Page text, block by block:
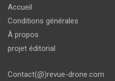
Accueil
Conditions générales
À propos
projet éditorial
Contact(@)revue-drone.com